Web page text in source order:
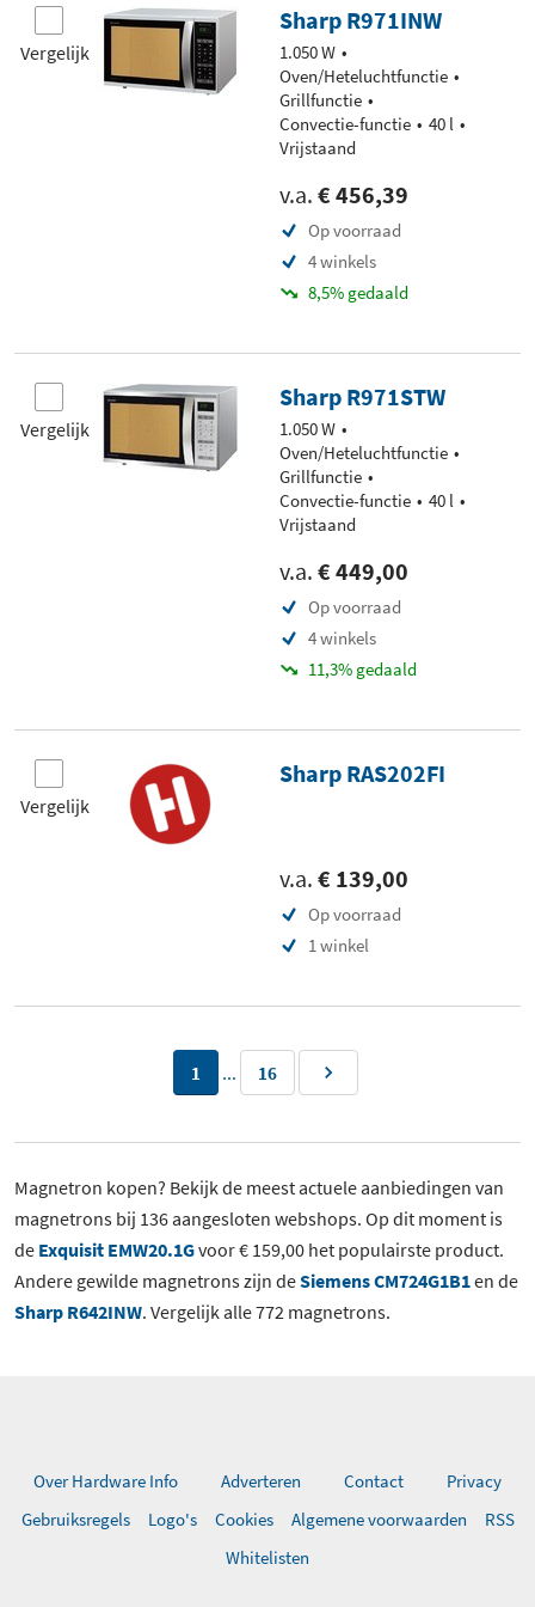
Vergelijk
Sharp R971INW
1.050 W
Oven/Heteluchtfunctie
Grillfunctie
Convectie-functie
40 l
Vrijstaand
v.a. € 456,39
Op voorraad
4 winkels
8,5% gedaald
Vergelijk
Sharp R971STW
1.050 W
Oven/Heteluchtfunctie
Grillfunctie
Convectie-functie
40 l
Vrijstaand
v.a. € 449,00
Op voorraad
4 winkels
11,3% gedaald
Vergelijk
Sharp RAS202FI
v.a. € 139,00
Op voorraad
1 winkel
1 ... 16
Magnetron kopen? Bekijk de meest actuele aanbiedingen van
magnetrons bij 136 aangesloten webshops. Op dit moment is
de Exquisit EMW20.1Gvoor € 159,00 het populairste product.
Andere gewilde magnetrons zijn deSiemens CM724G1B1en de
Sharp R642INW. Vergelijk alle 772 magnetrons.
Over Hardware Info Adverteren Contact
Privacy
Gebruiksregels
Logo's Cookies Algemene voorwaarden
RSS
Whitelisten